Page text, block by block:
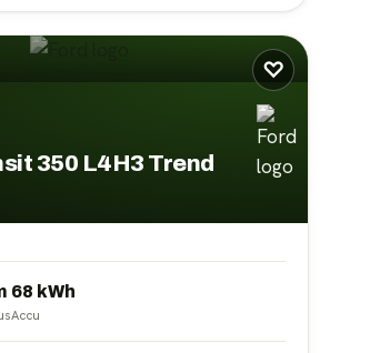
♡
350 L4H3 Trend
68 kWh
Accu